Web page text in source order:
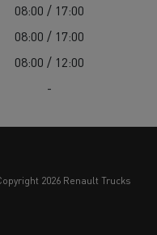
08:00 / 17:00
08:00 / 17:00
08:00 / 12:00
-
copyright 2026 Renault Trucks